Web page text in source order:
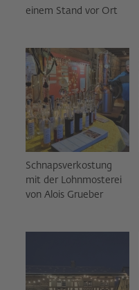
einem Stand vor Ort
Schnapsverkostung
mit der Lohnmosterei
von Alois Grueber